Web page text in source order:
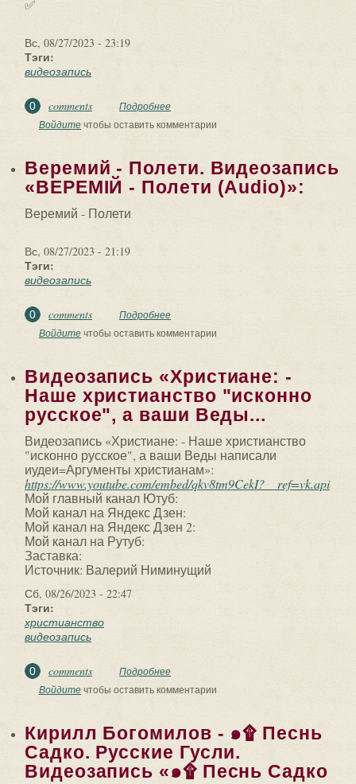
✅
Вс, 08/27/2023 - 23:19
Тэги:
видеозапись
0 comments Подробнее
история Руси. Алексей Иванович
Войдитечтобы оставить комментарии
Веремий - Полети. Видеозапись
«ВЕРЕМІЙ - Полети (Audio)»:
Веремий - Полети
Вс, 08/27/2023 - 21:19
Тэги:
видеозапись
0 comments Подробнее
«ВЕРЕМІЙ - Полети (Audio)»:
Войдитечтобы оставить комментарии
Видеозапись «Христиане: -
Наше христианство "исконно
русское", а ваши Веды...
Видеозапись «Христиане: - Наше христианство
"исконно русское", а ваши Веды написали
иудеи=Аргументы христианам»:
https://www.youtube.com/embed/qkv8tm9CekI?__ref=vk.api
Мой главный канал Ютуб:
Мой канал на Яндекс Дзен:
Мой канал на Яндекс Дзен 2:
Мой канал на Рутуб:
Заставка:
Источник: Валерий Ниминущий
Сб, 08/26/2023 - 22:47
Тэги:
христианство
видеозапись
0 comments Подробнее
христианство "исконно русское", а
Войдитечтобы оставить комментарии
Кирилл Богомилов - ๑۩ Песнь
Садко. Русские Гусли.
Видеозапись «๑۩ Песнь Садко